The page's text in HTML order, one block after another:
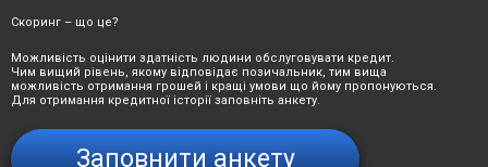
Скоринг – що це?
Можливість оцінити здатність людини обслуговувати кредит.
Чим вищий рівень, якому відповідає позичальник, тим вища
можливість отримання грошей і кращі умови що йому пропонуються.
Для отримання кредитної історії заповніть анкету.
Заповнити анкету